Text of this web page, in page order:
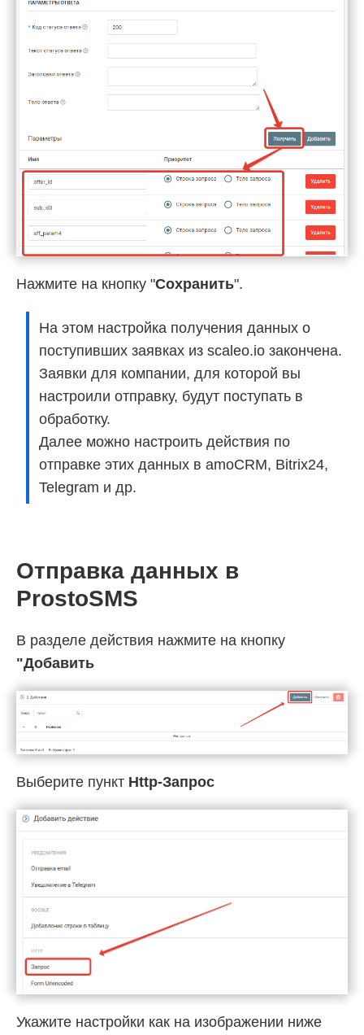
Нажмите на кнопку "Сохранить".
На этом настройка получения данных о
поступивших заявках из scaleo.io закончена.
Заявки для компании, для которой вы
настроили отправку, будут поступать в
обработку.
Далее можно настроить действия по
отправке этих данных в amoCRM, Bitrix24,
Telegram и др.
Отправка данных в
ProstoSMS
В разделе действия нажмите на кнопку
"Добавить
Выберите пункт Http-Запрос
Укажите настройки как на изображении ниже